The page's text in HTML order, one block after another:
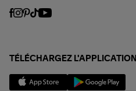
TÉLÉCHARGEZ L'APPLICATION